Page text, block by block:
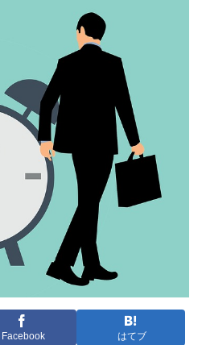
Facebook はてブ